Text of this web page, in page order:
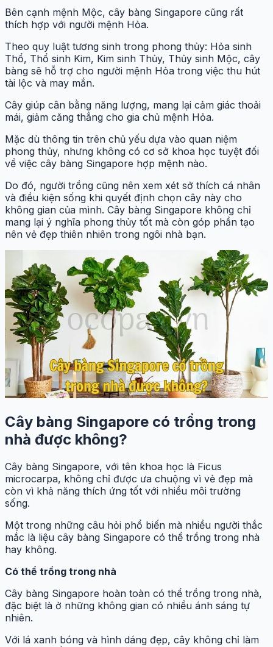
Bên cạnh mệnh Mộc, cây bàng Singapore cũng rất
thích hợp với người mệnh Hỏa.
Theo quy luật tương sinh trong phong thủy: Hỏa sinh
Thổ, Thổ sinh Kim, Kim sinh Thủy, Thủy sinh Mộc, cây
bàng sẽ hỗ trợ cho người mệnh Hỏa trong việc thu hút
tài lộc và may mắn.
Cây giúp cân bằng năng lượng, mang lại cảm giác thoải
mái, giảm căng thẳng cho gia chủ mệnh Hỏa.
Mặc dù thông tin trên chủ yếu dựa vào quan niệm
phong thủy, nhưng không có cơ sở khoa học tuyệt đối
về việc cây bàng Singapore hợp mệnh nào.
Do đó, người trồng cũng nên xem xét sở thích cá nhân
và điều kiện sống khi quyết định chọn cây này cho
không gian của mình. Cây bàng Singapore không chỉ
mang lại ý nghĩa phong thủy tốt mà còn góp phần tạo
nên vẻ đẹp thiên nhiên trong ngôi nhà bạn.
Cây bàng Singapore có trồng trong
nhà được không?
Cây bàng Singapore, với tên khoa học là Ficus
microcarpa, không chỉ được ưa chuộng vì vẻ đẹp mà
còn vì khả năng thích ứng tốt với nhiều môi trường
sống.
Một trong những câu hỏi phổ biến mà nhiều người thắc
mắc là liệu cây bàng Singapore có thể trồng trong nhà
hay không.
Có thể trồng trong nhà
Cây bàng Singapore hoàn toàn có thể trồng trong nhà,
đặc biệt là ở những không gian có nhiều ánh sáng tự
nhiên.
Với lá xanh bóng và hình dáng đẹp, cây không chỉ làm